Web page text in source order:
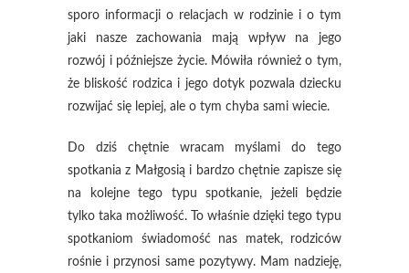
sporo informacji o relacjach w rodzinie i o tym
jaki nasze zachowania mają wpływ na jego
rozwój i późniejsze życie. Mówiła również o tym,
że bliskość rodzica i jego dotyk pozwala dziecku
rozwijać się lepiej, ale o tym chyba sami wiecie.
Do dziś chętnie wracam myślami do tego
spotkania z Małgosią i bardzo chętnie zapisze się
na kolejne tego typu spotkanie, jeżeli będzie
tylko taka możliwość. To właśnie dzięki tego typu
spotkaniom świadomość nas matek, rodziców
rośnie i przynosi same pozytywy. Mam nadzieję,